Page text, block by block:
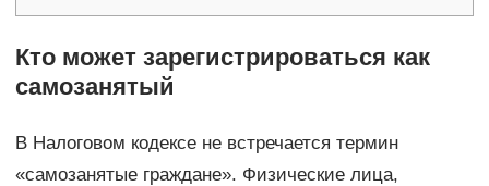
Кто может зарегистрироваться как
самозанятый
В Налоговом кодексе не встречается термин
«самозанятые граждане». Физические лица,